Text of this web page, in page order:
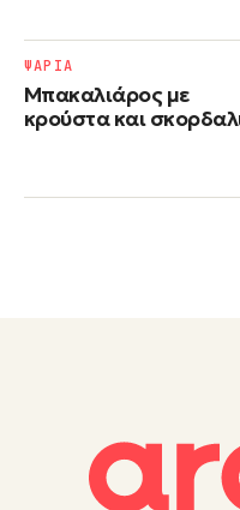
Μπακαλιάρος με
κρούστα και
ΨΑΡΙΑ